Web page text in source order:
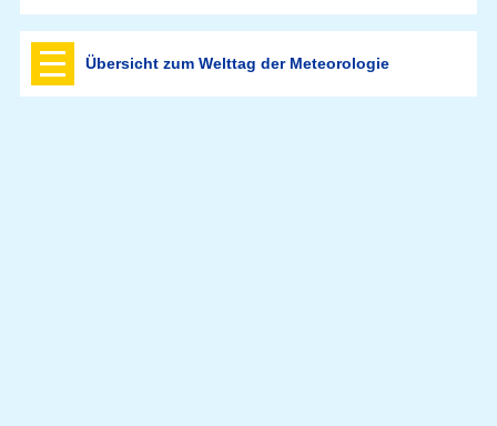
Übersicht zum Welttag der Meteorologie